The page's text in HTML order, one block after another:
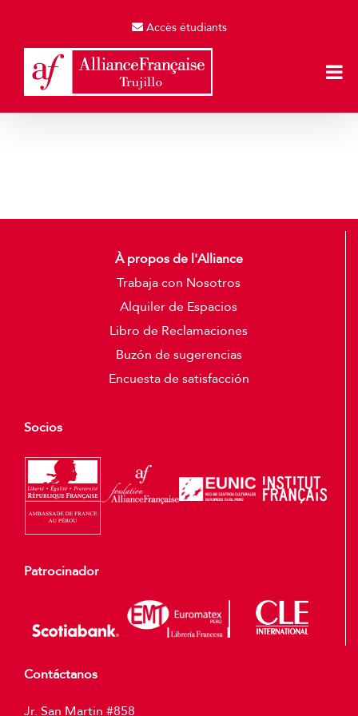
Accès étudiants
À propos de l'Alliance
Trabaja con Nosotros
Alquiler de Espacios
Libro de Reclamaciones
Buzón de sugerencias
Encuesta de satisfacción
Socios
Patrocinador
Contáctanos
Jr. San Martin #858